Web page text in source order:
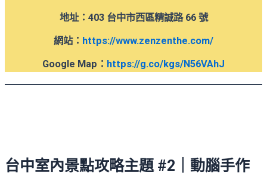
地址：403 台中市西區精誠路 66 號
網站： https://www.zenzenthe.com/
Google Map ： https://g.co/kgs/N56VAhJ
台中室內景點攻略主題 #2｜動腦手作